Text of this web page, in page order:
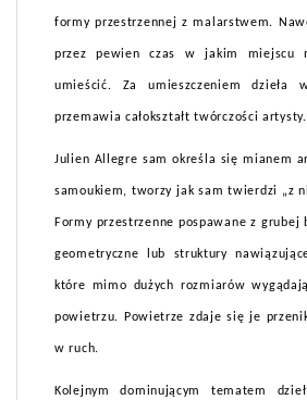
formy przestrzennej z malarstwem.
przez pewien czas w jakim miejscu
umieścić. Za umieszczeniem dzieła
przemawia całokształt twórczości artysty.
Julien Allegre sam określa się mianem
samoukiem, tworzy jak sam twierdzi „z
Formy przestrzenne pospawane z grubej
geometryczne lub struktury
które mimo dużych rozmiarów
powietrzu. Powietrze zdaje się je
w ruch.
Kolejnym dominującym tematem